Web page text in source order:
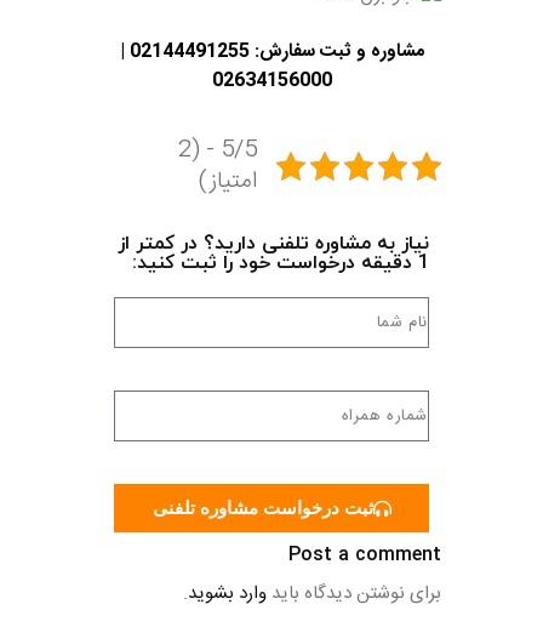
مشاوره و ثبت سفارش: 02144491255 |
02634156000
5/5 - (2
امتیاز)
نیاز به مشاوره تلفنی دارید؟ در کمتر از
1 دقیقه درخواست خود را ثبت کنید:
ثبت درخواست مشاوره تلفنی
Post a comment
برای نوشتن دیدگاه باید وارد بشوید.